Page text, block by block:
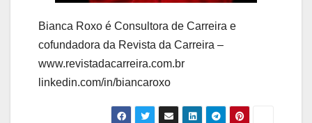
Bianca Roxo é Consultora de Carreira e
cofundadora da Revista da Carreira –
www.revistadacarreira.com.br
linkedin.com/in/biancaroxo